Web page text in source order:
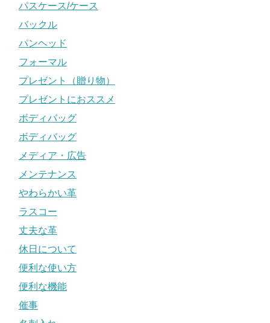
パスケース/ケース
バックル
パンヘッド
フォーマル
プレゼント（贈り物）
プレゼントにおススメ
ボディバッグ
ボディバッグ
メディア・広告
メンテナンス
やわらかい革
ラスコー
丈夫な革
休日について
便利な使い方
便利な機能
催事